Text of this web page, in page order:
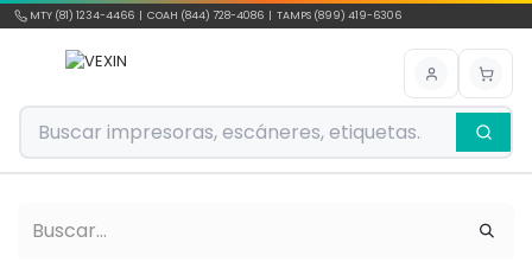
Ir al contenido
MTY (81) 1234-4466 | COAH (844) 728-4086 | TAMPS (899) 419-6306